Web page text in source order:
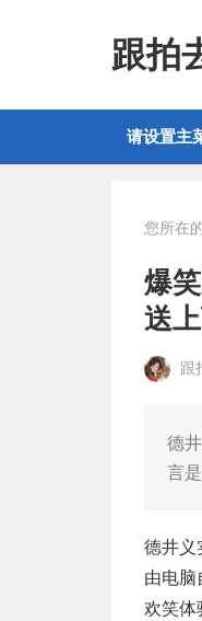
跟拍
请设置主
您所在
爆
送
跟
德
言
德井义
由电脑
欢笑体